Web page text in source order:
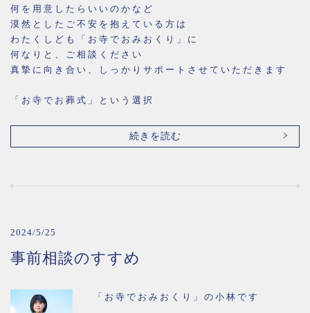
何を用意したらいいのかなど
漠然としたご不安を抱えている方は
わたくしども「お寺でおみおくり」に
何なりと、ご相談ください
真摯に向き合い、しっかりサポートさせていただきます
「お寺でお葬式」という選択
続きを読む
2024/5/25
事前相談のすすめ
「お寺でおみおくり」の小林です